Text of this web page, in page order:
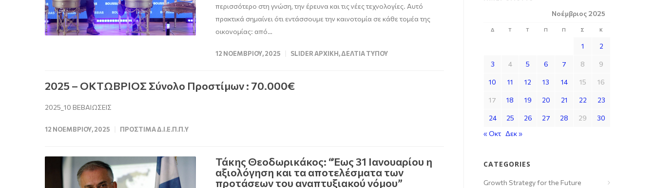
περισσότερο στη γνώση, την έρευνα και τις νέες τεχνολογίες. Αυτό
πρακτικά σημαίνει ότι εντάσσουμε την καινοτομία σε κάθε τομέα της
οικονομίας: από…
12 ΝΟΕΜΒΡΊΟΥ, 2025 SLIDER ΑΡΧΙΚΉ,ΔΕΛΤΊΑ ΤΎΠΟΥ
2025 – ΟΚΤΩΒΡΙΟΣ Σύνολο Προστίμων : 70.000€
2025_10 ΒΕΒΑΙΩΣΕΙΣ
12 ΝΟΕΜΒΡΊΟΥ, 2025 ΠΡΌΣΤΙΜΑ Δ.Ι.Ε.Π.Π.Υ
Τάκης Θεοδωρικάκος: “Έως 31 Ιανουαρίου η
αξιολόγηση και τα αποτελέσματα των
προτάσεων του αναπτυξιακού νόμου”
Νοέμβριος 2025
Δ Τ Τ Π Π Σ Κ
1 2
3 4 5 6 7 8 9
10 11 12 13 14 15 16
17 18 19 20 21 22 23
24 25 26 27 28 29
30
« Οκτ Δεκ »
CATEGORIES
Growth Strategy for the Future